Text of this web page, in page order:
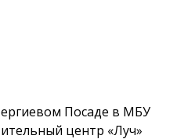
Посаде в МБУ
центр «Луч»